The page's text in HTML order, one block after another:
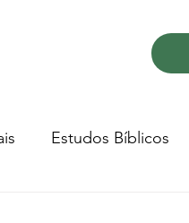
Estudos Bíblicos